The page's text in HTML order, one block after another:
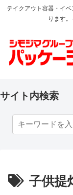
テイクアウト容器・イ
ります
サイト内検索
子供提